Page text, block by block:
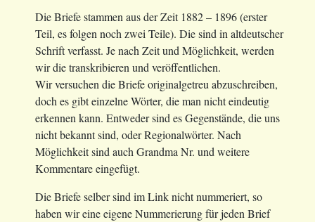
Die Briefe stammen aus der Zeit 1882 – 1896 (erster
Teil, es folgen noch zwei Teile). Die sind in altdeutscher
Schrift verfasst. Je nach Zeit und Möglichkeit, werden
wir die transkribieren und veröffentlichen.
Wir versuchen die Briefe originalgetreu abzuschreiben,
doch es gibt einzelne Wörter, die man nicht eindeutig
erkennen kann. Entweder sind es Gegenstände, die uns
nicht bekannt sind, oder Regionalwörter. Nach
Möglichkeit sind auch Grandma Nr. und weitere
Kommentare eingefügt.
Die Briefe selber sind im Link nicht nummeriert, so
haben wir eine eigene Nummerierung für jeden Brief